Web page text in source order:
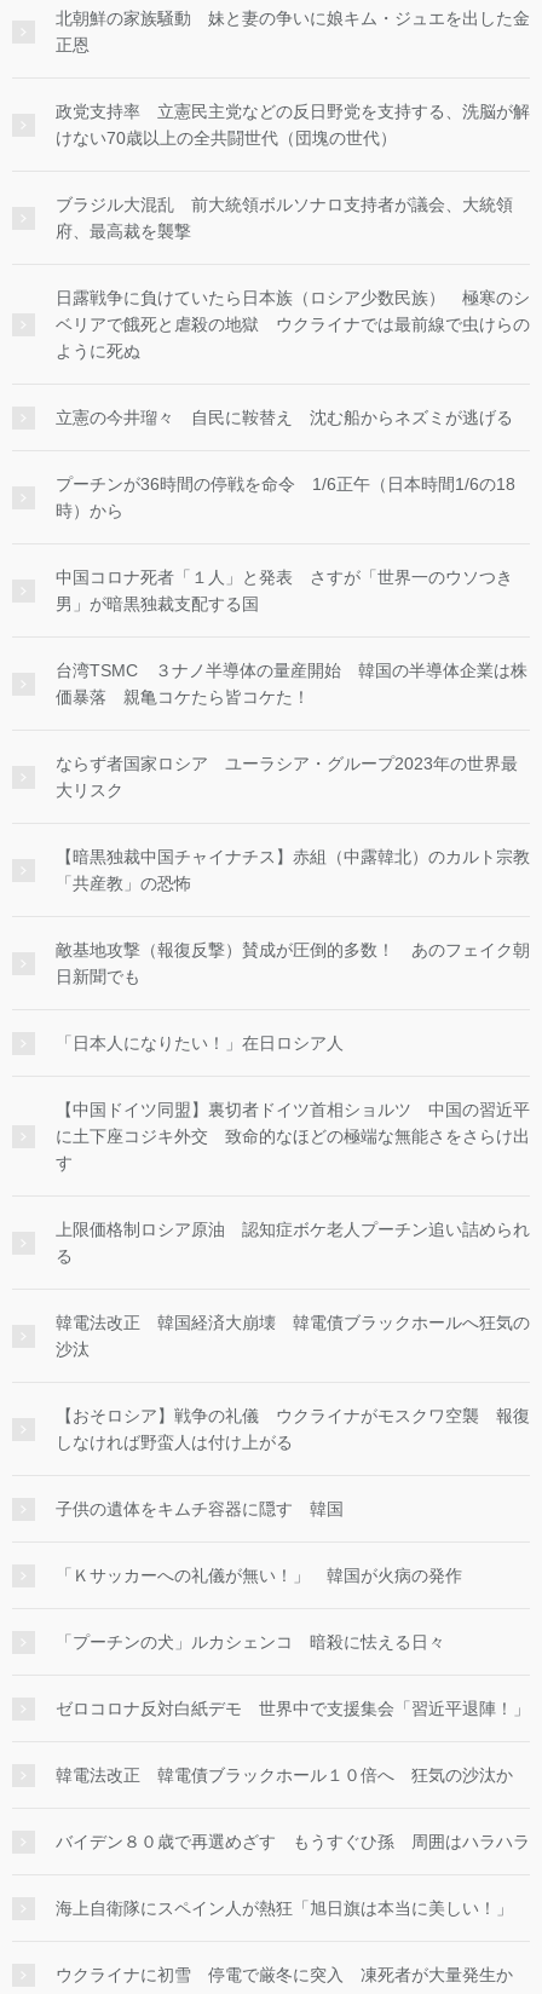
北朝鮮の家族騒動 妹と妻の争いに娘キム・ジュエを出した金
正恩
政党支持率 立憲民主党などの反日野党を支持する、洗脳が解
けない70歳以上の全共闘世代（団塊の世代）
ブラジル大混乱 前大統領ボルソナロ支持者が議会、大統領
府、最高裁を襲撃
日露戦争に負けていたら日本族（ロシア少数民族） 極寒のシ
ベリアで餓死と虐殺の地獄 ウクライナでは最前線で虫けらの
ように死ぬ
立憲の今井瑠々 自民に鞍替え 沈む船からネズミが逃げる
プーチンが36時間の停戦を命令 1/6正午（日本時間1/6の18
時）から
中国コロナ死者「１人」と発表 さすが「世界一のウソつき
男」が暗黒独裁支配する国
台湾TSMC ３ナノ半導体の量産開始 韓国の半導体企業は株
価暴落 親亀コケたら皆コケた！
ならず者国家ロシア ユーラシア・グループ2023年の世界最
大リスク
【暗黒独裁中国チャイナチス】赤組（中露韓北）のカルト宗教
「共産教」の恐怖
敵基地攻撃（報復反撃）賛成が圧倒的多数！ あのフェイク朝
日新聞でも
「日本人になりたい！」在日ロシア人
【中国ドイツ同盟】裏切者ドイツ首相ショルツ 中国の習近平
に土下座コジキ外交 致命的なほどの極端な無能さをさらけ出
す
上限価格制ロシア原油 認知症ボケ老人プーチン追い詰められ
る
韓電法改正 韓国経済大崩壊 韓電債ブラックホールへ狂気の
沙汰
【おそロシア】戦争の礼儀 ウクライナがモスクワ空襲 報復
しなければ野蛮人は付け上がる
子供の遺体をキムチ容器に隠す 韓国
「Ｋサッカーへの礼儀が無い！」 韓国が火病の発作
「プーチンの犬」ルカシェンコ 暗殺に怯える日々
ゼロコロナ反対白紙デモ 世界中で支援集会「習近平退陣！」
韓電法改正 韓電債ブラックホール１０倍へ 狂気の沙汰か
バイデン８０歳で再選めざす もうすぐひ孫 周囲はハラハラ
海上自衛隊にスペイン人が熱狂「旭日旗は本当に美しい！」
ウクライナに初雪 停電で厳冬に突入 凍死者が大量発生か